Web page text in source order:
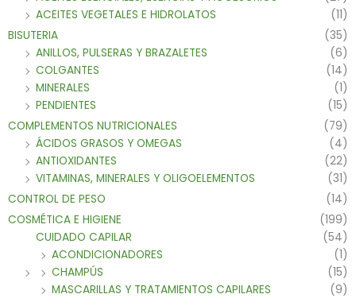
ACEITES VEGETALES E HIDROLATOS
(11)
BISUTERIA
(35)
ANILLOS, PULSERAS Y BRAZALETES
(6)
COLGANTES
(14)
MINERALES
(1)
PENDIENTES
(15)
COMPLEMENTOS NUTRICIONALES
(79)
ÁCIDOS GRASOS Y OMEGAS
(4)
ANTIOXIDANTES
(22)
VITAMINAS, MINERALES Y OLIGOELEMENTOS
(31)
CONTROL DE PESO
(14)
COSMÉTICA E HIGIENE
(199)
CUIDADO CAPILAR
(54)
ACONDICIONADORES
(1)
CHAMPÚS
(15)
MASCARILLAS Y TRATAMIENTOS CAPILARES
(9)